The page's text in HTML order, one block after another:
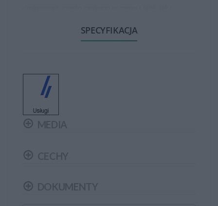
od modelu, co umożliwia szybkie i wydajne tworzenie
dokumentów papierowych do postaci cyfrowej. Wiele
modeli MFP HP posiada funkcje skanowania zarówno
jednostronnego, jak i dwustronnego, a także funkcje
skanowania do plików PDF, e-maili czy do chmury.
HP pozwala na szybkie i łatwe tworzenie kopii
sterowania można regulować ustawienia kopiowania,
SPECYFIKACJA